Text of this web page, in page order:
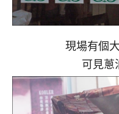
現場有個
可見蔥